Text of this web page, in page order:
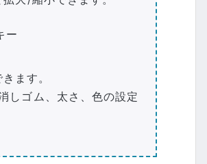
ー
ます。
しゴム、太さ、色の設定